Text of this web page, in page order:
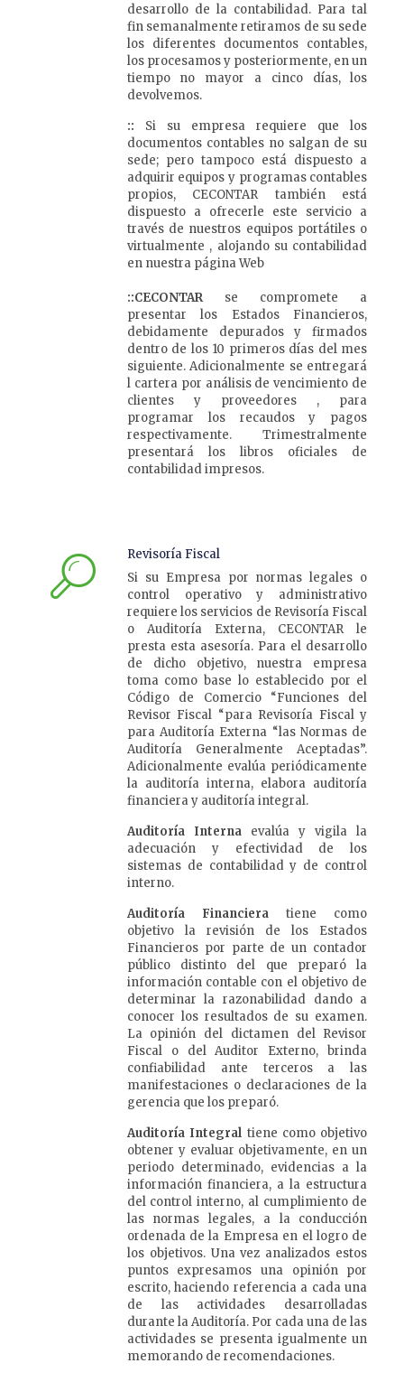
desarrollo de la contabilidad. Para tal
fin semanalmente retiramos de su sede
los diferentes documentos contables,
los procesamos y posteriormente, en un
tiempo no mayor a cinco días, los
devolvemos.
:: Si su empresa requiere que los
documentos contables no salgan de su
sede; pero tampoco está dispuesto a
adquirir equipos y programas contables
propios, CECONTAR también está
dispuesto a ofrecerle este servicio a
través de nuestros equipos portátiles o
virtualmente , alojando su contabilidad
en nuestra página Web
::CECONTARse compromete a
presentar los Estados Financieros,
debidamente depurados y firmados
dentro de los 10 primeros días del mes
siguiente. Adicionalmente se entregará
l cartera por análisis de vencimiento de
clientes y proveedores , para
programar los recaudos y pagos
respectivamente. Trimestralmente
presentará los libros oficiales de
contabilidad impresos.
Revisoría Fiscal
Si su Empresa por normas legales o
control operativo y administrativo
requiere los servicios de Revisoría Fiscal
o Auditoría Externa, CECONTAR le
presta esta asesoría. Para el desarrollo
de dicho objetivo, nuestra empresa
toma como base lo establecido por el
Código de Comercio “Funciones del
Revisor Fiscal “para Revisoría Fiscal y
para Auditoría Externa “las Normas de
Auditoría Generalmente Aceptadas”.
Adicionalmente evalúa periódicamente
la auditoría interna, elabora auditoría
financiera y auditoría integral.
Auditoría Internaevalúa y vigila la
adecuación y efectividad de los
sistemas de contabilidad y de control
interno.
Auditoría Financieratiene como
objetivo la revisión de los Estados
Financieros por parte de un contador
público distinto del que preparó la
información contable con el objetivo de
determinar la razonabilidad dando a
conocer los resultados de su examen.
La opinión del dictamen del Revisor
Fiscal o del Auditor Externo, brinda
confiabilidad ante terceros a las
manifestaciones o declaraciones de la
gerencia que los preparó.
Auditoría Integral tiene como objetivo
obtener y evaluar objetivamente, en un
periodo determinado, evidencias a la
información financiera, a la estructura
del control interno, al cumplimiento de
las normas legales, a la conducción
ordenada de la Empresa en el logro de
los objetivos. Una vez analizados estos
puntos expresamos una opinión por
escrito, haciendo referencia a cada una
de las actividades desarrolladas
durante la Auditoría. Por cada una de las
actividades se presenta igualmente un
memorando de recomendaciones.